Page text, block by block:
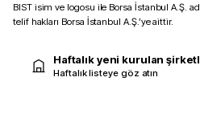
BIST isim ve logosu ile Borsa İstanbul A.Ş.
telif hakları Borsa İstanbul A.Ş.’ye aittir.
Haftalık yeni kurulan
Haftalık listeye göz atın